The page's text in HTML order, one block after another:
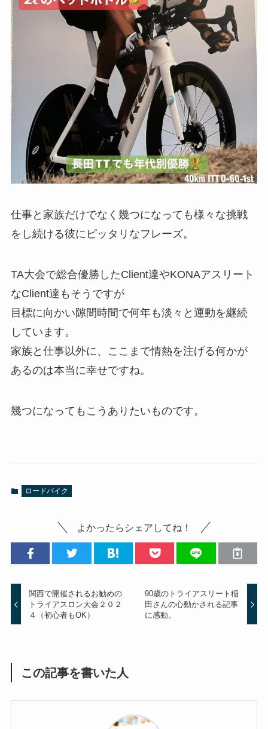
仕事と家族だけでなく幾つになっても様々な挑戦
をし続ける彼にピッタリなフレーズ。
TA大会で総合優勝したClient達やKONAアスリート
なClient達もそうですが
目標に向かい隙間時間で何年も淡々と運動を継続
しています。
家族と仕事以外に、ここまで情熱を注げる何かが
あるのは本当に幸せですね。
幾つになってもこうありたいものです。
ロードバイク
よかったらシェアしてね！
関西で開催されるお勧めの
トライアスロン大会２０２
４（初心者もOK）
90歳のトライアスリート稲
田さんの心動かされる記事
に感動。
この記事を書いた人